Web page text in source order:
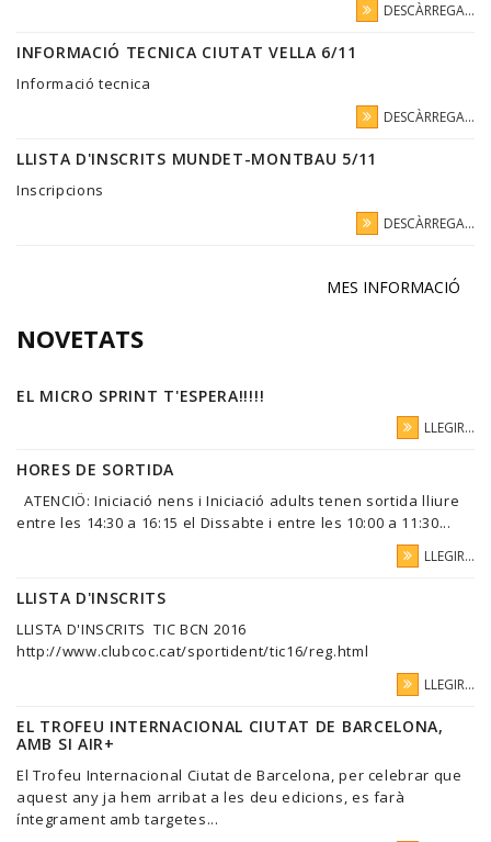
DESCÀRREGA...
INFORMACIÓ TECNICA CIUTAT VELLA 6/11
Informació tecnica
DESCÀRREGA...
LLISTA D'INSCRITS MUNDET-MONTBAU 5/11
Inscripcions
DESCÀRREGA...
MES INFORMACIÓ
NOVETATS
EL MICRO SPRINT T'ESPERA!!!!!
LLEGIR...
HORES DE SORTIDA
ATENCIÖ: Iniciació nens i Iniciació adults tenen sortida lliure
entre les 14:30 a 16:15 el Dissabte i entre les 10:00 a 11:30...
LLEGIR...
LLISTA D'INSCRITS
LLISTA D'INSCRITS TIC BCN 2016
http://www.clubcoc.cat/sportident/tic16/reg.html
LLEGIR...
EL TROFEU INTERNACIONAL CIUTAT DE BARCELONA,
AMB SI AIR+
El Trofeu Internacional Ciutat de Barcelona, per celebrar que
aquest any ja hem arribat a les deu edicions, es farà
íntegrament amb targetes...